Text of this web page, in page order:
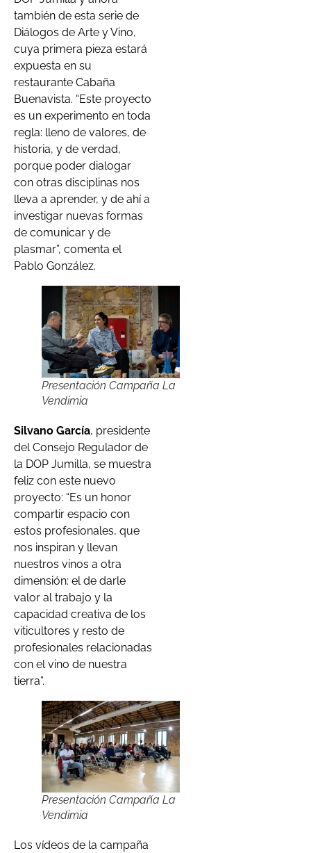
también de esta serie de
Diálogos de Arte y Vino,
cuya primera pieza estará
expuesta en su
restaurante Cabaña
Buenavista. “Este proyecto
es un experimento en toda
regla: lleno de valores, de
historia, y de verdad,
porque poder dialogar
con otras disciplinas nos
lleva a aprender, y de ahí a
investigar nuevas formas
de comunicar y de
plasmar”, comenta el
Pablo González.
Presentación Campaña La
Vendimia
Silvano García, presidente
del Consejo Regulador de
la DOP Jumilla, se muestra
feliz con este nuevo
proyecto: “Es un honor
compartir espacio con
estos profesionales, que
nos inspiran y llevan
nuestros vinos a otra
dimensión: el de darle
valor al trabajo y la
capacidad creativa de los
viticultores y resto de
profesionales relacionadas
con el vino de nuestra
tierra”.
Presentación Campaña La
Vendimia
Los vídeos de la campaña